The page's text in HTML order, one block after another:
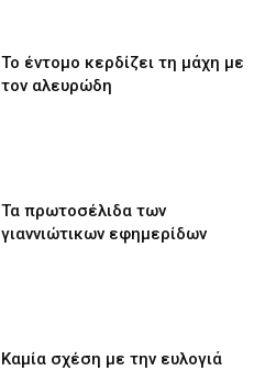
Το έντομο κερδίζει τη μάχη με
τον αλευρώδη
Τα πρωτοσέλιδα των
γιαννιώτικων εφημερίδων
Καμία σχέση με την ευλογιά